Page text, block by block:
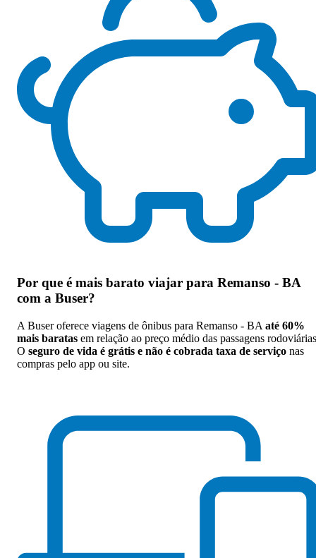
Por que é mais barato viajar para Remanso - BA
com a Buser?
A Buser oferece viagens de ônibus para Remanso - BA até 60%
mais baratas em relação ao preço médio das passagens
O seguro de vida é grátis e não é cobrada taxa de serviço nas
compras pelo app ou site.